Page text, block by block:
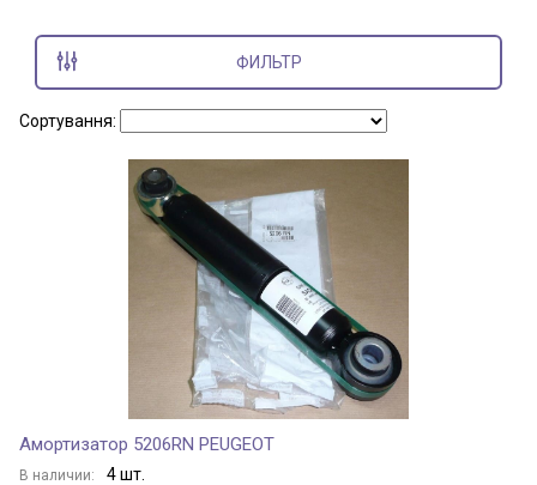
Hummer
Показать все марки
ФИЛЬТР
Сортування:
Амортизатор 5206RN PEUGEOT
В наличии: 4 шт.